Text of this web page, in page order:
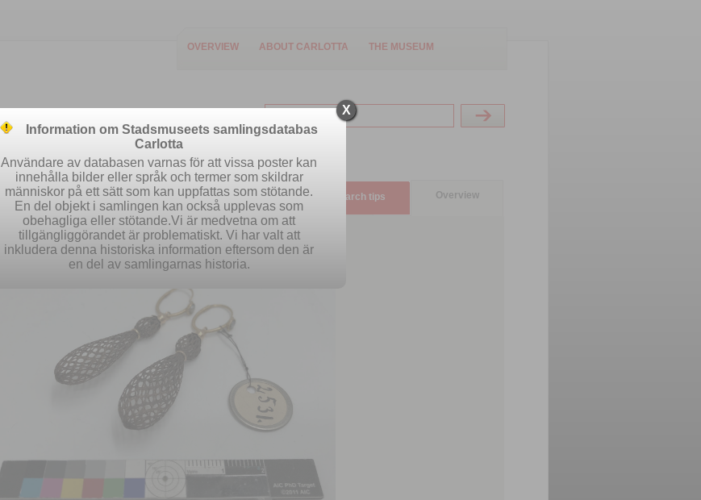
OVERVIEW ABOUT CARLOTTA THE MUSEUM
Easy search Advanced search Search tips Overview
X
Information om Stadsmuseets samlingsdatabas
Carlotta
Användare av databasen varnas för att vissa poster kan
innehålla bilder eller språk och termer som skildrar
människor på ett sätt som kan uppfattas som stötande.
En del objekt i samlingen kan också upplevas som
obehagliga eller stötande.Vi är medvetna om att
tillgängliggörandet är problematiskt. Vi har valt att
inkludera denna historiska information eftersom den är
en del av samlingarnas historia.